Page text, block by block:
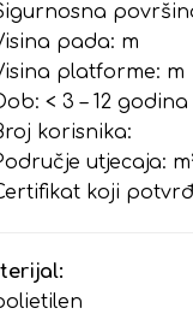
pada: m
platforme: m
< 3 – 12 godina
korisnika:
utjecaja:
koji